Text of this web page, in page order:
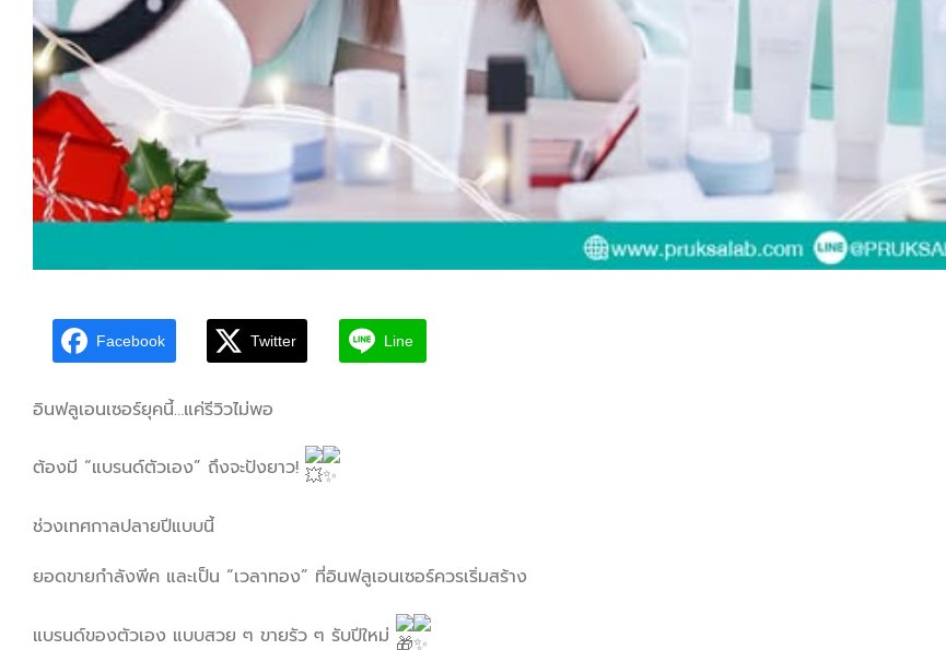
Facebook Twitter Line
อินฟลูเอนเซอร์ยุคนี้…แค่รีวิวไม่พอ
ต้องมี “แบรนด์ตัวเอง” ถึงจะปังยาว!
ช่วงเทศกาลปลายปีแบบนี้
ยอดขายกำลังพีค และเป็น “เวลาทอง” ที่อินฟลูเอนเซอร์ควรเริ่มสร้าง
แบรนด์ของตัวเอง แบบสวย ๆ ขายรัว ๆ รับปีใหม่